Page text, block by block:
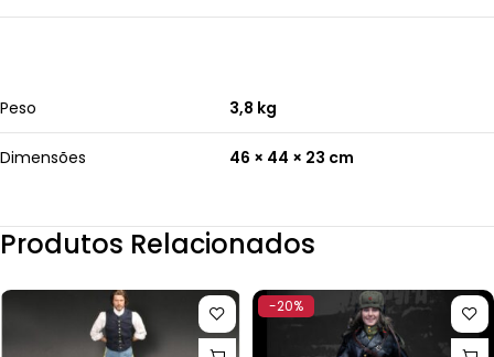
Peso 3,8 kg
Dimensões 46 × 44 × 23 cm
Produtos Relacionados
-20%